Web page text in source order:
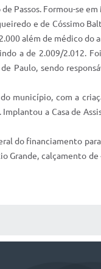
Passos. Formou-se
e de Cóssimo
além de médico
a de 2.009/2.012.
Paulo, sendo
município, com a
a Casa de
do financiamento
Grande, calçamento